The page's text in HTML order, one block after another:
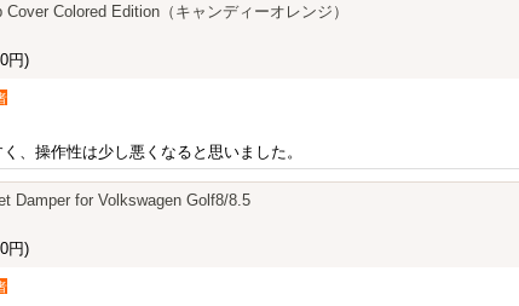
Colored Edition（キャンディーオレンジ）
円)
、操作性は少し悪くなると思いました。
Damper for Volkswagen Golf8/8.5
円)